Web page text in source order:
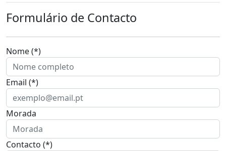
Formulário de Contacto
Nome (*)
Email (*)
Morada
Contacto (*)